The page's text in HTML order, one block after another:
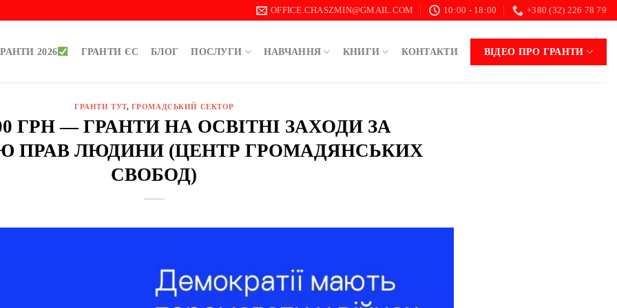
OFFICE.CHASZMIN@GMAIL.COM 10:00 - 18:00 +380 (32) 226 78 79
2026 ГРАНТИ ЄС БЛОГ ПОСЛУГИ НАВЧАННЯ КНИГИ КОНТАКТИ ВІДЕО ПРО ГРАНТИ
ГРАНТИ ТУТ, ГРОМАДСЬКИЙ СЕКТОР
ГРН — ГРАНТИ НА ОСВІТНІ ЗАХОДИ ЗА
ПРАВ ЛЮДИНИ (ЦЕНТР ГРОМАДЯНСЬКИХ
СВОБОД)